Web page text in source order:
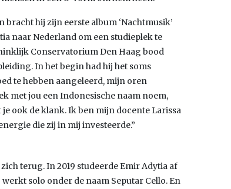
hij zijn eerste album ‘Nachtmusik’
naar Nederland om een studieplek te
Conservatorium Den Haag bood
In het begin had hij het soms
te hebben aangeleerd, mijn oren
met jou een Indonesische naam noem,
ook de klank. Ik ben mijn docente Larissa
die zij in mij investeerde.”
terug. In 2019 studeerde Emir Adytia af
solo onder de naam Seputar Cello. En